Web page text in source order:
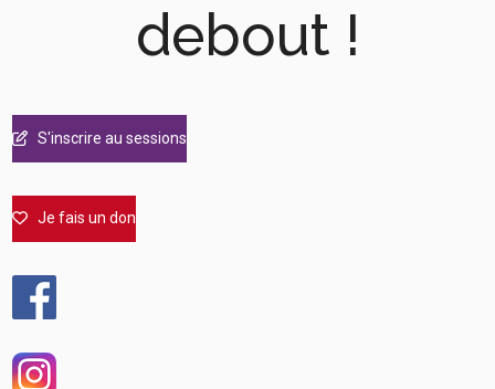
debout !
S'inscrire au sessions
Je fais un don